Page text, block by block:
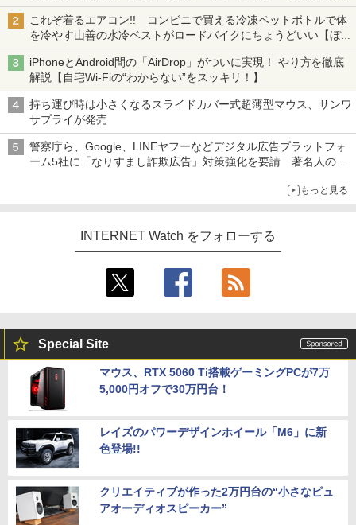
も、持ち替えずに書き込める
これぞ着るエアコン!! コンビニで買える冷凍ペットボトルで体
を冷やす山善の水冷ベストがロードバイクにちょうどいい【ぼっ
ち・ざ・ろーど！その14】【空いた時間でなにしてる？】
iPhoneとAndroid間の「AirDrop」がついに実現！ やり方を徹底
解説【自宅Wi-Fiの“わからない”をスッキリ！】
持ち運び時は小さくなるスライドカバー式超薄型マウス、サンワ
サプライが発売
警察庁ら、Google、LINEヤフーなどデジタル広告プラットフォ
ーム5社に「なりすまし詐欺広告」対策強化を要請 著名人の写
もっと見る
INTERNET Watch をフォローする
Special Site
マウス、RTX 5060 Ti搭載ゲーミングPCが7万
5,000円オフで30万円台！
レイズのパワーデザインホイール「M6」に新
色登場!!
クリエイティブが作った2万円台の“小さなピュ
アオーディオスピーカー”